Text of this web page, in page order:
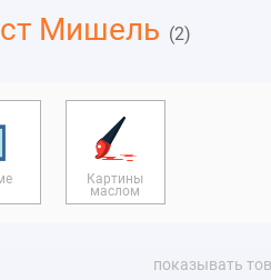
Мишель (2)
Картины
маслом
показывать